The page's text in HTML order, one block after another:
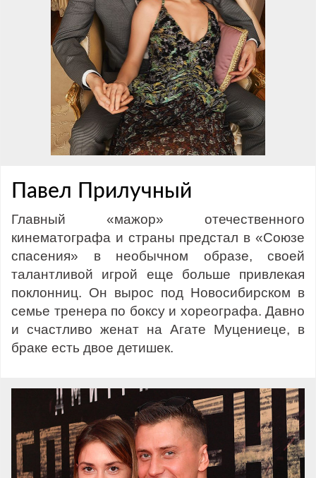
Павел Прилучный
Главный «мажор» отечественного
кинематографа и страны предстал в «Союзе
спасения» в необычном образе, своей
талантливой игрой еще больше привлекая
поклонниц. Он вырос под Новосибирском в
семье тренера по боксу и хореографа. Давно
и счастливо женат на Агате Муцениеце, в
браке есть двое детишек.